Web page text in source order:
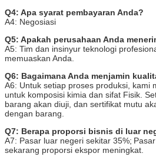
Q4: Apa syarat pembayaran Anda?
A4: Negosiasi
Q5: Apakah perusahaan Anda
A5: Tim dan insinyur teknologi
memuaskan Anda.
Q6: Bagaimana Anda menjamin
A6: Untuk setiap proses produksi, kami
untuk komposisi kimia dan sifat Fisik.
barang akan diuji, dan sertifikat mutu
dengan barang.
Q7: Berapa proporsi bisnis di luar
A7: Pasar luar negeri sekitar 35%;
sekarang proporsi ekspor meningkat.